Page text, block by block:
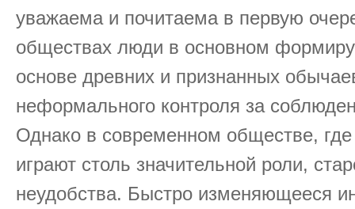
уважаема и почитаема в первую
обществах люди в основном
основе древних и признанных
неформального контроля за
Однако в современном обществе,
играют столь значительной роли,
неудобства. Быстро изменяющееся